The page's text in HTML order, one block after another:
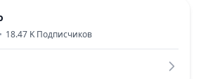
18.47 K Подписчиков